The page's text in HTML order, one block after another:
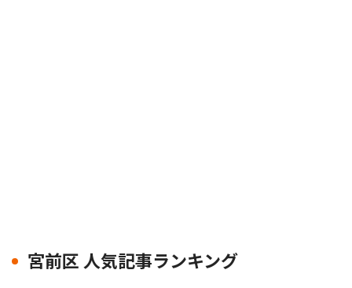
宮前区 人気記事ランキング